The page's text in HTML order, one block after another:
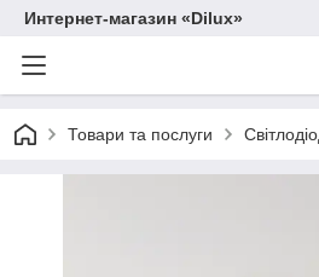
Интернет-магазин «Dilux»
Товари та послуги